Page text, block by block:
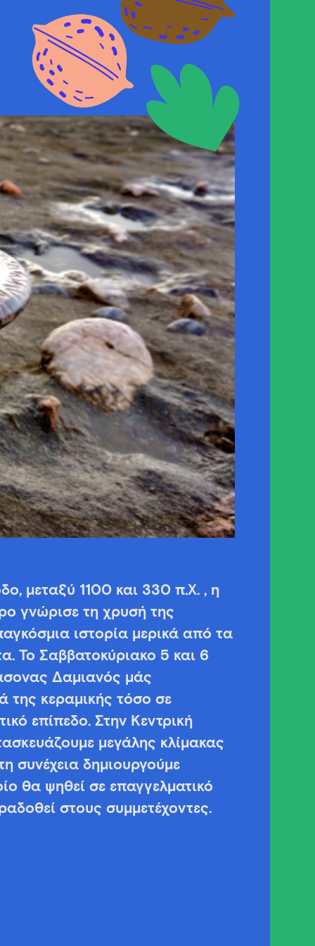
μεταξύ 1100 και 330 π.Χ. , η
γνώρισε τη χρυσή της
ιστορία μερικά από τα
Το Σαββατοκύριακο 5 και 6
Δαμιανός μάς
της κεραμικής τόσο σε
επίπεδο. Στην Κεντρική
μεγάλης κλίμακας
συνέχεια δημιουργούμε
θα ψηθεί σε επαγγελματικό
στους συμμετέχοντες.